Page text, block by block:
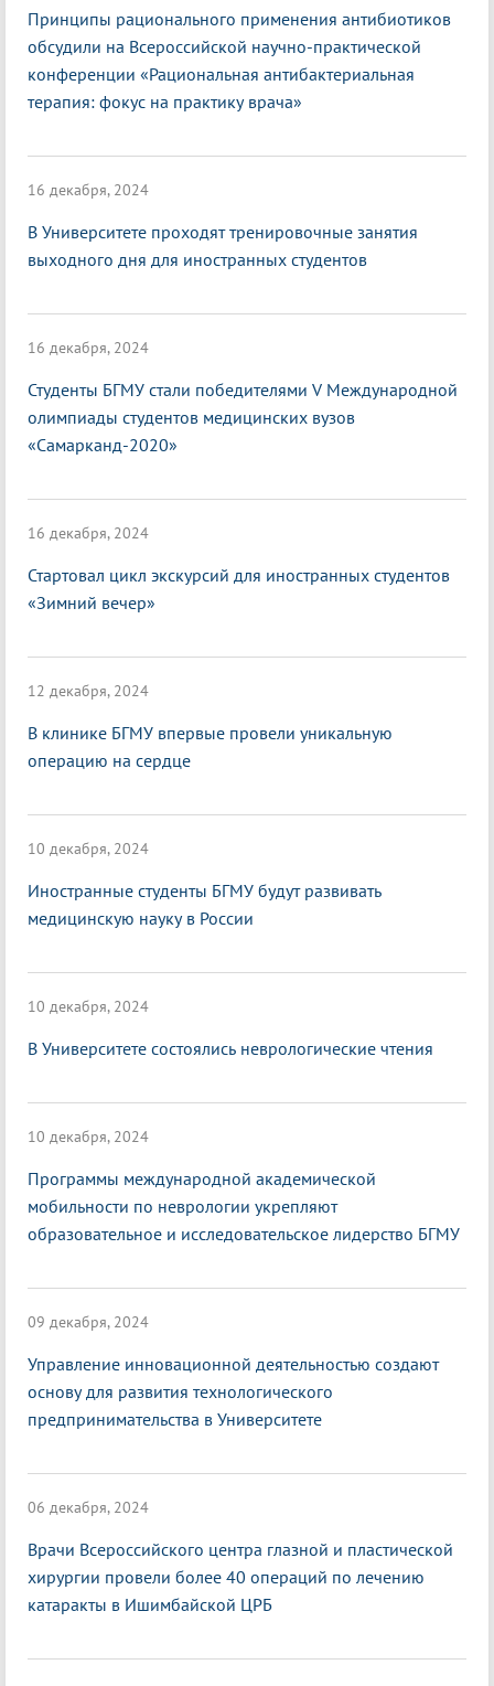
Принципы рационального применения антибиотиков
обсудили на Всероссийской научно-практической
конференции «Рациональная антибактериальная
терапия: фокус на практику врача»
16 декабря, 2024
В Университете проходят тренировочные занятия
выходного дня для иностранных студентов
16 декабря, 2024
Студенты БГМУ стали победителями V Международной
олимпиады студентов медицинских вузов
«Самарканд-2020»
16 декабря, 2024
Стартовал цикл экскурсий для иностранных студентов
«Зимний вечер»
12 декабря, 2024
В клинике БГМУ впервые провели уникальную
операцию на сердце
10 декабря, 2024
Иностранные студенты БГМУ будут развивать
медицинскую науку в России
10 декабря, 2024
В Университете состоялись неврологические чтения
10 декабря, 2024
Программы международной академической
мобильности по неврологии укрепляют
образовательное и исследовательское лидерство БГМУ
09 декабря, 2024
Управление инновационной деятельностью создают
основу для развития технологического
предпринимательства в Университете
06 декабря, 2024
Врачи Всероссийского центра глазной и пластической
хирургии провели более 40 операций по лечению
катаракты в Ишимбайской ЦРБ